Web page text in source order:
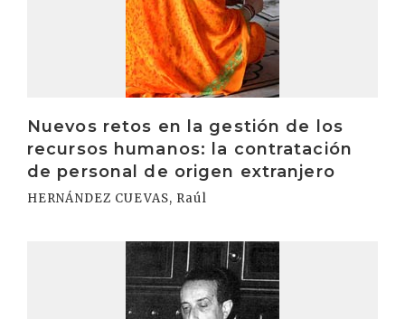
Nuevos retos en la gestión de los
recursos humanos: la contratación
de personal de origen extranjero
HERNÁNDEZ CUEVAS, Raúl